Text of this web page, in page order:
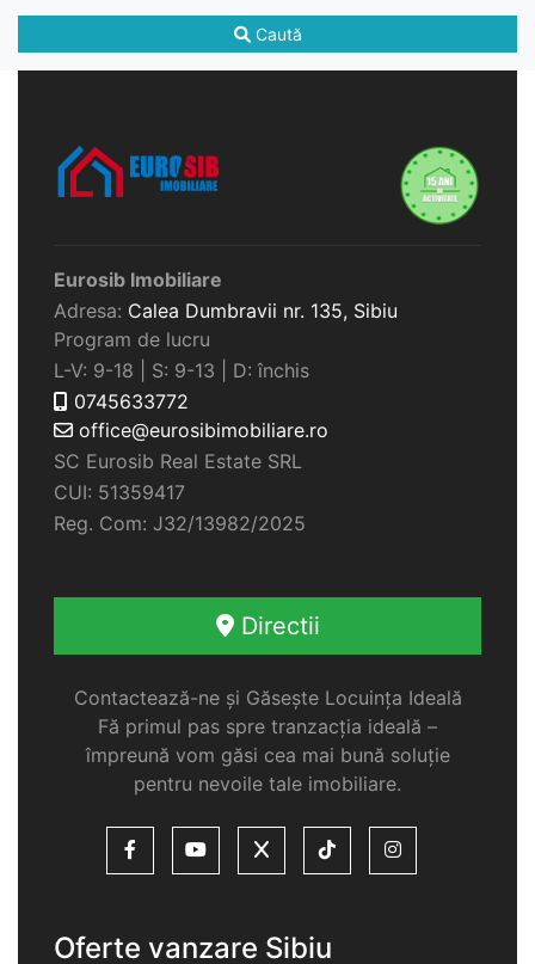
Caută
Eurosib Imobiliare
Adresa: Calea Dumbravii nr. 135, Sibiu
Program de lucru
L-V: 9-18 | S: 9-13 | D: închis
0745633772
office@eurosibimobiliare.ro
SC Eurosib Real Estate SRL
CUI: 51359417
Reg. Com: J32/13982/2025
Directii
Contactează-ne și Găsește Locuința Ideală
Fă primul pas spre tranzacția ideală –
împreună vom găsi cea mai bună soluție
pentru nevoile tale imobiliare.
Oferte vanzare Sibiu